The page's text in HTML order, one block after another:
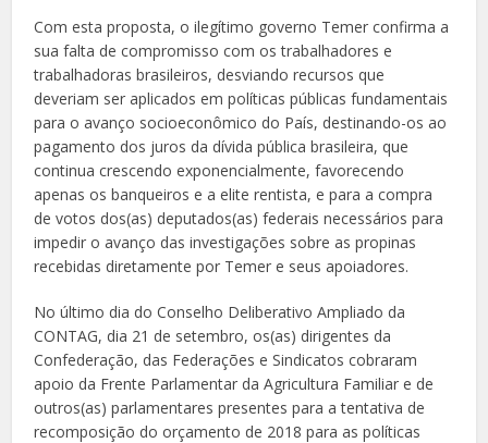
Com esta proposta, o ilegítimo governo Temer confirma a
sua falta de compromisso com os trabalhadores e
trabalhadoras brasileiros, desviando recursos que
deveriam ser aplicados em políticas públicas fundamentais
para o avanço socioeconômico do País, destinando-os ao
pagamento dos juros da dívida pública brasileira, que
continua crescendo exponencialmente, favorecendo
apenas os banqueiros e a elite rentista, e para a compra
de votos dos(as) deputados(as) federais necessários para
impedir o avanço das investigações sobre as propinas
recebidas diretamente por Temer e seus apoiadores.
No último dia do Conselho Deliberativo Ampliado da
CONTAG, dia 21 de setembro, os(as) dirigentes da
Confederação, das Federações e Sindicatos cobraram
apoio da Frente Parlamentar da Agricultura Familiar e de
outros(as) parlamentares presentes para a tentativa de
recomposição do orçamento de 2018 para as políticas